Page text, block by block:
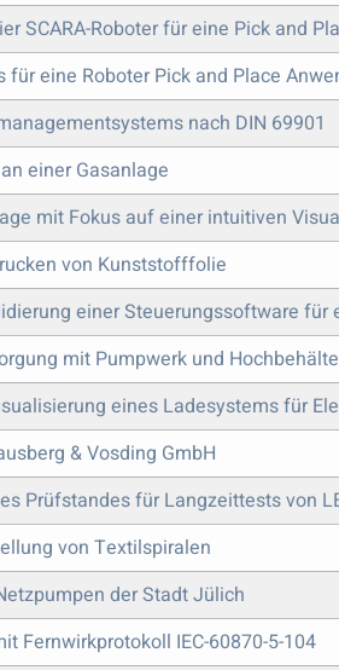
SCARA-Roboter für eine Pick and
eine Roboter Pick and Place
nach DIN 69901
einer Gasanlage
mit Fokus auf einer intuitiven
von Kunststofffolie
einer Steuerungssoftware für
mit Pumpwerk und
eines Ladesystems für
& Vosding GmbH
Prüfstandes für Langzeittests von
von Textilspiralen
der Stadt Jülich
Fernwirkprotokoll IEC-60870-5-104